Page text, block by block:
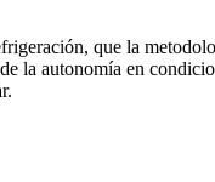
que la
la autonomía en